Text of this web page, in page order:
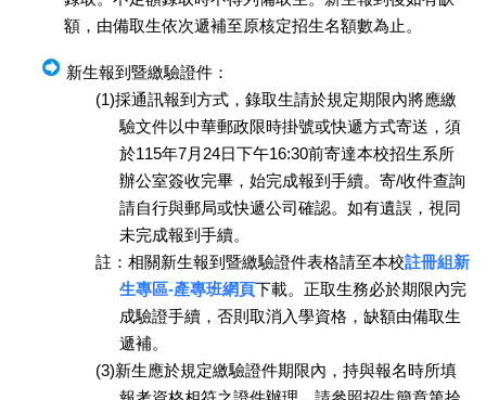
額，由備取生依次遞補至原核定招生名額數為止。
新生報到暨繳驗證件：
(1)採通訊報到方式，錄取生請於規定期限內將應繳
驗文件以中華郵政限時掛號或快遞方式寄送，須
於115年7月24日下午16:30前寄達本校招生系所
辦公室簽收完畢，始完成報到手續。寄/收件查詢
請自行與郵局或快遞公司確認。如有遺誤，視同
未完成報到手續。
註：相關新生報到暨繳驗證件表格請至本校註冊組新
生專區-產專班網頁下載。正取生務必於期限內完
成驗證手續，否則取消入學資格，缺額由備取生
遞補。
(3)新生應於規定繳驗證件期限內，持與報名時所填